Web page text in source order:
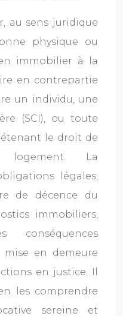
au sens juridique
physique ou
immobilier à la
en contrepartie
un individu, une
(SCI), ou toute
le droit de
La
légales,
de décence du
immobiliers,
mise en demeure
en justice. Il
les comprendre
sereine et